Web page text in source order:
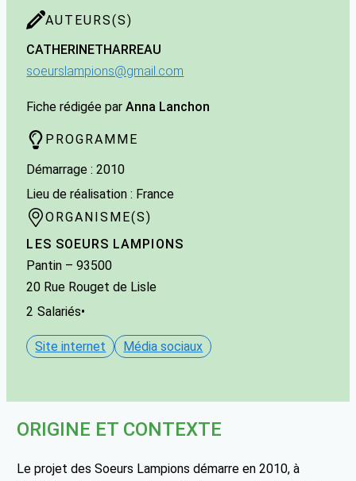
AUTEURS(S)
CATHERINETHARREAU
soeurslampions@gmail.com
Fiche rédigée par Anna Lanchon
PROGRAMME
Démarrage : 2010
Lieu de réalisation : France
ORGANISME(S)
LES SOEURS LAMPIONS
Pantin – 93500
20 Rue Rouget de Lisle
2 Salariés•
Site internet Média sociaux
ORIGINE ET CONTEXTE
Le projet des Soeurs Lampions démarre en 2010, à